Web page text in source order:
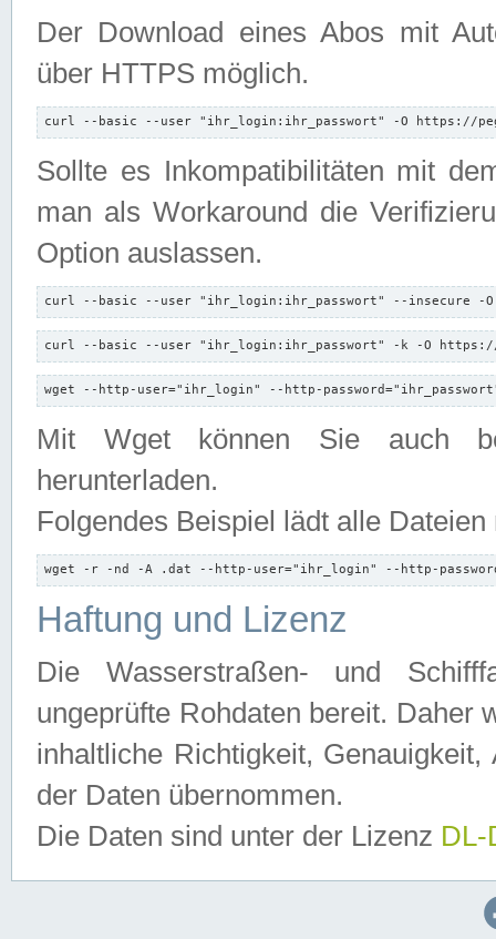
Der Download eines Abos mit
über HTTPS möglich.
curl --basic --user "ihr_login:ihr_passwort" -O https://
Sollte es Inkompatibilitäten mit
man als Workaround die
Option auslassen.
curl --basic --user "ihr_login:ihr_passwort" --insecure -
curl --basic --user "ihr_login:ihr_passwort" -k -O
wget --http-user="ihr_login" --http-
Mit Wget können Sie auch
herunterladen.
Folgendes Beispiel lädt alle
wget -r -nd -A .dat --http-user="ihr_login" --http-
Haftung und Lizenz
Die Wasserstraßen- und
ungeprüfte Rohdaten bereit. Daher
inhaltliche Richtigkeit,
der Daten übernommen.
Die Daten sind unter der Lizenz